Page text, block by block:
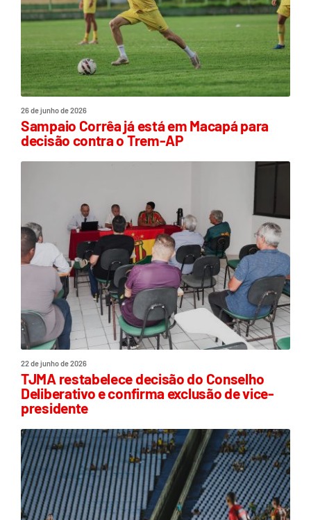
26 de junho de 2026
Sampaio Corrêa já está em Macapá para
decisão contra o Trem-AP
22 de junho de 2026
TJMA restabelece decisão do Conselho
Deliberativo e confirma exclusão de vice-
presidente